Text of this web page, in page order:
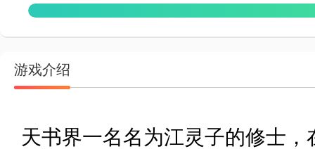
游戏介绍
天书界一名名为江灵子的修士